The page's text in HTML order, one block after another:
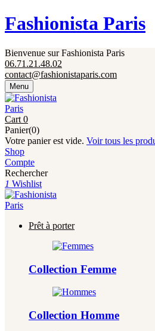
Fashionista Paris
Bienvenue sur Fashionista Paris
06.71.21.48.02
contact@fashionistaparis.com
Menu
Cart 0
Panier(0)
Votre panier est vide. Voir tous les
Shop
Compte
Rechercher
1 Wishlist
Prêt à porter
Collection Femme
Collection Homme
Fermeture annuelle du 17
L'ajout au panier est
commande ni remise en
possible durant cette